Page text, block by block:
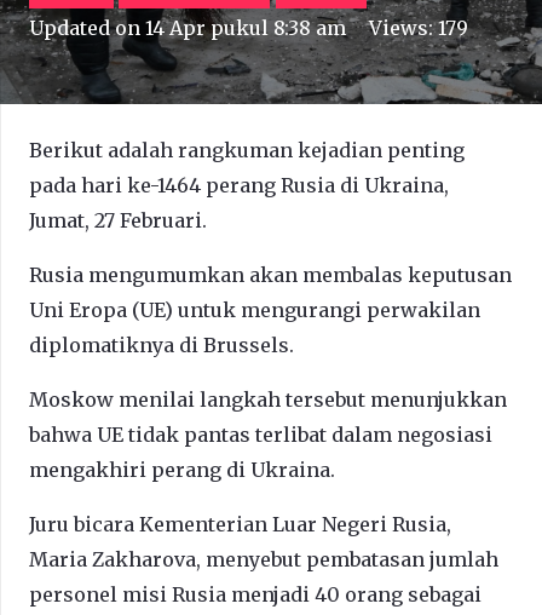
Updated on 14 Apr pukul 8:38 am Views:179
Berikut adalah rangkuman kejadian penting
pada hari ke-1464 perang Rusia di Ukraina,
Jumat, 27 Februari.
Rusia mengumumkan akan membalas keputusan
Uni Eropa (UE) untuk mengurangi perwakilan
diplomatiknya di Brussels.
Moskow menilai langkah tersebut menunjukkan
bahwa UE tidak pantas terlibat dalam negosiasi
mengakhiri perang di Ukraina.
Juru bicara Kementerian Luar Negeri Rusia,
Maria Zakharova, menyebut pembatasan jumlah
personel misi Rusia menjadi 40 orang sebagai